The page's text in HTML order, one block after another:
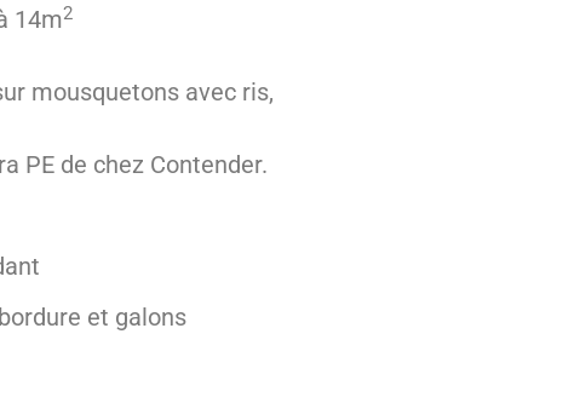
14m2
mousquetons avec ris,
PE de chez Contender.
et galons